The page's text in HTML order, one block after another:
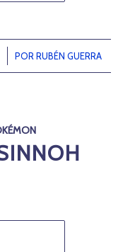
PORRUBÉN GUERRA